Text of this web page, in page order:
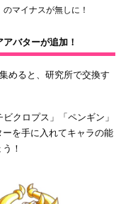
マイナスが無しに！
バターが追加！
めると、研究所で交換す
クロプス」「ペンギン」
を手に入れてキャラの能
！